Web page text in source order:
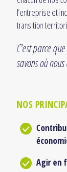
l’entreprise et
transition
C’est parce
savons où
NOS
Agir en